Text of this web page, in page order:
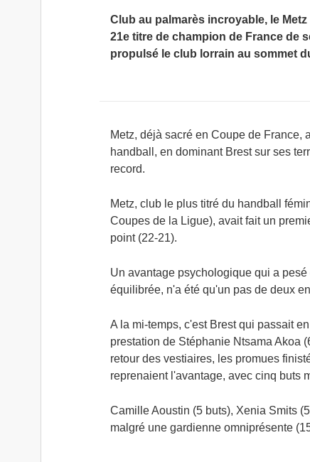
Club au palmarès incroyable, le
21e titre de champion de France de
propulsé le club lorrain au sommet
Metz, déjà sacré en Coupe de
handball, en dominant Brest sur ses
record.
Metz, club le plus titré du handball
Coupes de la Ligue), avait fait un
point (22-21).
Un avantage psychologique qui a
équilibrée, n'a été qu'un pas de deux
A la mi-temps, c'est Brest qui passait
prestation de Stéphanie Ntsama Akoa
retour des vestiaires, les promues
reprenaient l'avantage, avec cinq buts
Camille Aoustin (5 buts), Xenia Smits
malgré une gardienne omniprésente